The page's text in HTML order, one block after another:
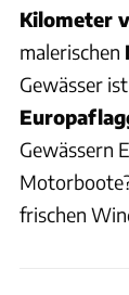
Kilometer
malerischen
Gewässer
Gewässern
frischen